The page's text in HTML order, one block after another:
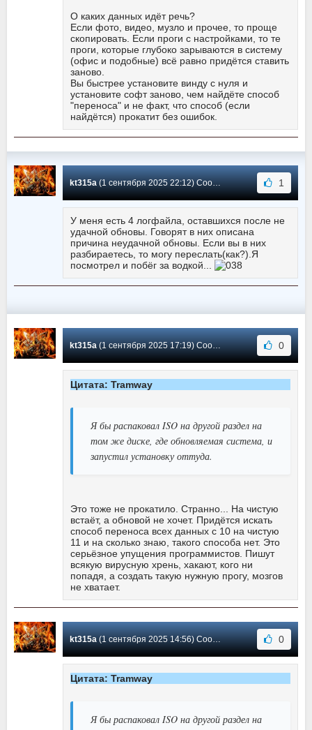
О каких данных идёт речь?
Если фото, видео, музло и прочее, то проще
скопировать. Если проги с настройками, то те
проги, которые глубоко зарываются в систему
(офис и подобные) всё равно придётся ставить
заново.
Вы быстрее установите винду с нуля и
установите софт заново, чем найдёте способ
"переноса" и не факт, что способ (если
найдётся) прокатит без ошибок.
kt315a(1 сентября 2025 22:12) Сообщение #10958 1
У меня есть 4 логфайла, оставшихся после не
удачной обновы. Говорят в них описана
причина неудачной обновы. Если вы в них
разбираетесь, то могу переслать(как?).Я
посмотрел и побёг за водкой...
kt315a(1 сентября 2025 17:19) Сообщение #10957 0
Цитата: Tramway
Я бы распаковал ISO на другой раздел на
том же диске, где обновляемая система, и
запустил установку оттуда.
Это тоже не прокатило. Странно... На чистую
встаёт, а обновой не хочет. Придётся искать
способ переноса всех данных с 10 на чистую
11 и на сколько знаю, такого способа нет. Это
серьёзное упущения программистов. Пишут
всякую вирусную хрень, хакают, кого ни
попадя, а создать такую нужную прогу, мозгов
не хватает.
kt315a(1 сентября 2025 14:56) Сообщение #10956 0
Цитата: Tramway
Я бы распаковал ISO на другой раздел на